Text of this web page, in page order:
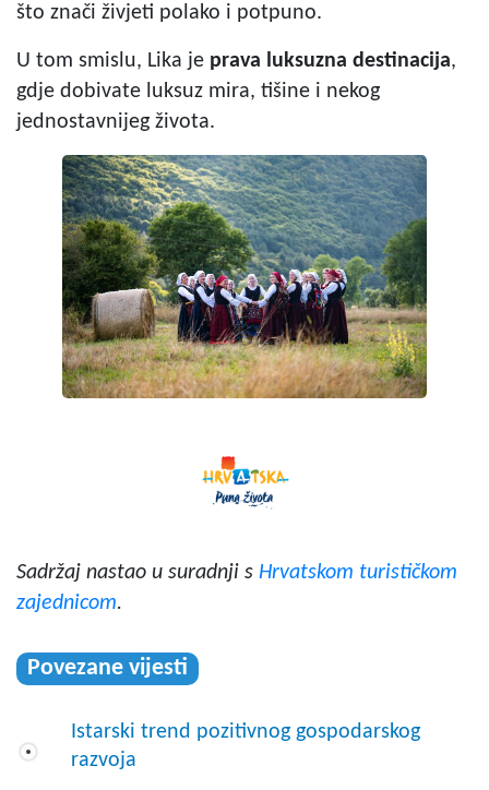
što znači živjeti polako i potpuno.
U tom smislu, Lika je prava luksuzna destinacija,
gdje dobivate luksuz mira, tišine i nekog
jednostavnijeg života.
Sadržaj nastao u suradnji s Hrvatskom turističkom
zajednicom.
Povezane vijesti
Istarski trend pozitivnog gospodarskog
razvoja